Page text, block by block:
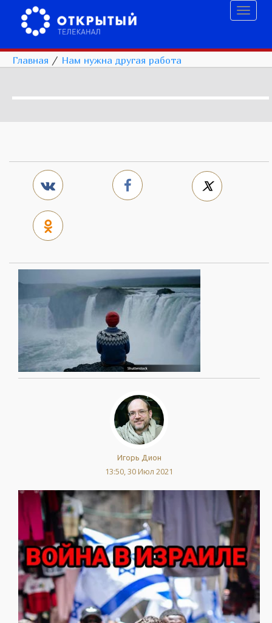
Главная / Нам нужна другая работа
Игорь Дион
13:50, 30 Июл 2021